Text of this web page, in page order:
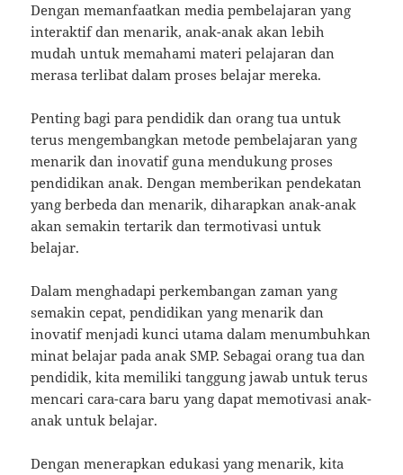
Dengan memanfaatkan media pembelajaran yang
interaktif dan menarik, anak-anak akan lebih
mudah untuk memahami materi pelajaran dan
merasa terlibat dalam proses belajar mereka.
Penting bagi para pendidik dan orang tua untuk
terus mengembangkan metode pembelajaran yang
menarik dan inovatif guna mendukung proses
pendidikan anak. Dengan memberikan pendekatan
yang berbeda dan menarik, diharapkan anak-anak
akan semakin tertarik dan termotivasi untuk
belajar.
Dalam menghadapi perkembangan zaman yang
semakin cepat, pendidikan yang menarik dan
inovatif menjadi kunci utama dalam menumbuhkan
minat belajar pada anak SMP. Sebagai orang tua dan
pendidik, kita memiliki tanggung jawab untuk terus
mencari cara-cara baru yang dapat memotivasi anak-
anak untuk belajar.
Dengan menerapkan edukasi yang menarik, kita